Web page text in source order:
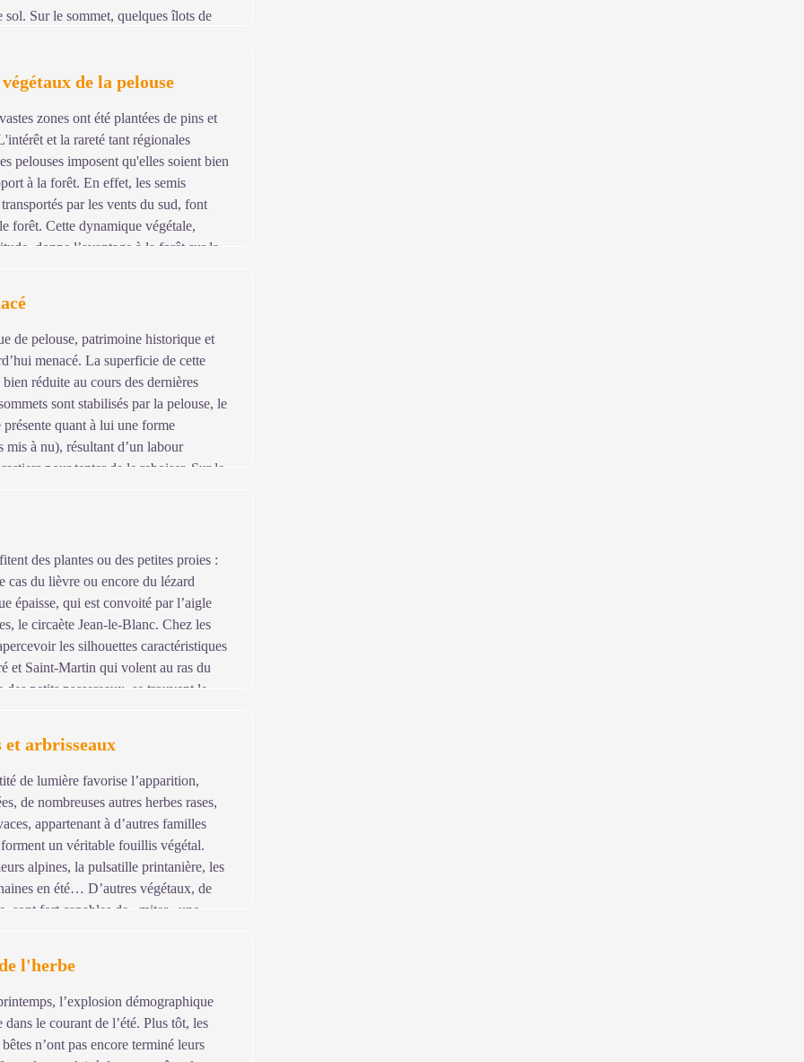
sol. Sur le sommet, quelques îlots de
peine à s'implanter. Des bornes
baron de Tournel donna à l'ordre
des terres situées sur le versant
Jérusalem devint l'ordre des
et les terres délimitées par ces
de la pelouse
zones ont été plantées de pins et
et la rareté tant régionales
pelouses imposent qu'elles soient bien
à la forêt. En effet, les semis
par les vents du sud, font
forêt. Cette dynamique végétale,
donne l’avantage à la forêt sur la
locaux à couper les nouveaux arbres
d'autres essences autochtones
à la pelouse.
de pelouse, patrimoine historique et
menacé. La superficie de cette
réduite au cours des dernières
sont stabilisés par la pelouse, le
quant à lui une forme
mis à nu), résultant d’un labour
pour tenter de le reboiser. Sur le
pelouse. Ces zones devenues
du territoire. Ici, le berger guide
les jeunes pousses de pins.
des plantes ou des petites proies :
cas du lièvre ou encore du lézard
épaisse, qui est convoité par l’aigle
le circaète Jean-le-Blanc. Chez les
les silhouettes caractéristiques
et Saint-Martin qui volent au ras du
petits passereaux, se trouvent le
rare, et la perdrix grise. Cet endroit
et arbrisseaux
de lumière favorise l’apparition,
de nombreuses autres herbes rases,
appartenant à d’autres familles
un véritable fouillis végétal.
alpines, la pulsatille printanière, les
en été… D’autres végétaux, de
sont fort capables de «miter» une
perdant de leur densité, offrent des
développer au cœur de la pelouse : les
(une bruyère).
l'herbe
l’explosion démographique
dans le courant de l’été. Plus tôt, les
n’ont pas encore terminé leurs